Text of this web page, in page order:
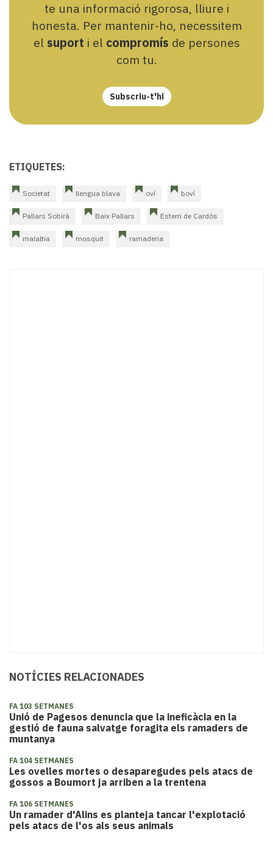
te una informació rigorosa, lliure i
honesta. Per mantenir-ho, necessitem
el suport i el compromís de persones
com tu.
Subscriu-t'hi
ETIQUETES:
Societat llengua blava oví boví
Pallars Sobirà Baix Pallars Esterri de Cardós
malaltia mosquit ramaderia
NOTÍCIES RELACIONADES
FA 103 SETMANES
Unió de Pagesos denuncia que la ineficàcia en la
gestió de fauna salvatge foragita els ramaders de
muntanya
FA 104 SETMANES
Les ovelles mortes o desaparegudes pels atacs de
gossos a Boumort ja arriben a la trentena
FA 106 SETMANES
Un ramader d'Alins es planteja tancar l'explotació
pels atacs de l'os als seus animals